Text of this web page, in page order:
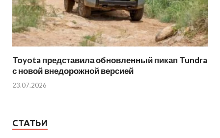
Toyota представила обновленный пикап Tundra
с новой внедорожной версией
23.07.2026
СТАТЬИ